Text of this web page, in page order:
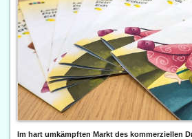
Im hart umkämpften Markt des kommerziellen